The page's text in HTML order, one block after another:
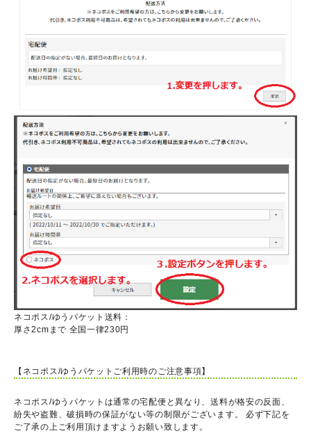
ネコポス/ゆうパケット送料：
厚さ2cmまで 全国一律230円
【ネコポス/ゆうパケットご利用時のご注意事項】
ネコポス/ゆうパケットは通常の宅配便と異なり、送料が格安の反面、
紛失や盗難、破損時の保証がない等の制限がございます。 必ず下記を
ご了承の上ご利用頂けますようお願い致します。